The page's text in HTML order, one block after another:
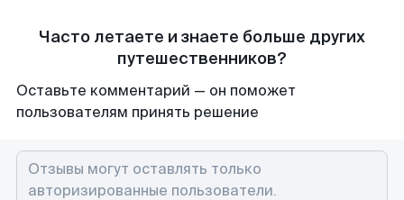
Часто летаете и знаете больше других
путешественников?
Оставьте комментарий — он поможет
пользователям принять решение